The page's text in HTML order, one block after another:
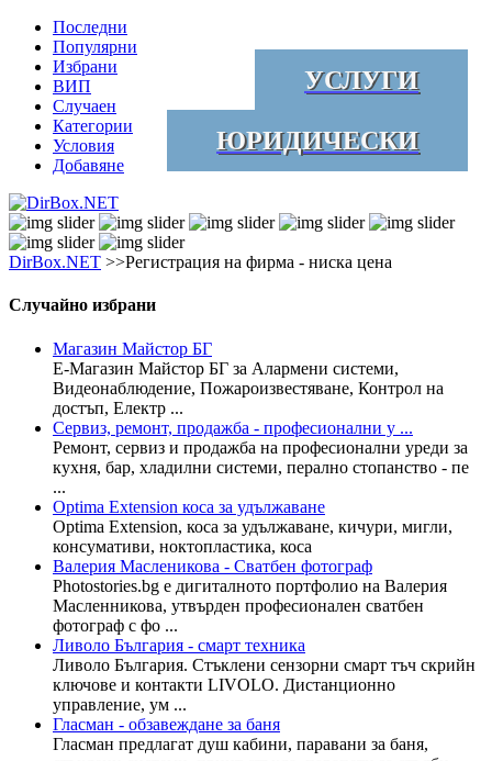
Последни
Популярни
Избрани
ВИП
Случаен
Категории
Условия
Добавяне
УСЛУГИ
ЮРИДИЧЕСКИ
DirBox.NET >>Регистрация на фирма - ниска цена
Случайно избрани
Магазин Майстор БГ
Е-Магазин Майстор БГ за Алармени системи,
Видеонаблюдение, Пожароизвестяване, Контрол на
достъп, Електр ...
Сервиз, ремонт, продажба - професионални у ...
Ремонт, сервиз и продажба на професионални уреди за
кухня, бар, хладилни системи, перално стопанство - пе
...
Optima Extension коса за удължаване
Optima Extension, коса за удължаване, кичури, мигли,
консумативи, ноктопластика, коса
Валерия Масленикова - Сватбен фотограф
Photostories.bg е дигиталното портфолио на Валерия
Масленникова, утвърден професионален сватбен
фотограф с фо ...
Ливоло България - смарт техника
Ливоло България. Стъклени сензорни смарт тъч скрийн
ключове и контакти LIVOLO. Дистанционно
управление, ум ...
Гласман - обзавеждане за баня
Гласман предлагат душ кабини, паравани за баня,